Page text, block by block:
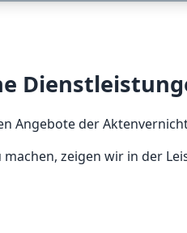
Angebote der
machen, zeigen wir in der